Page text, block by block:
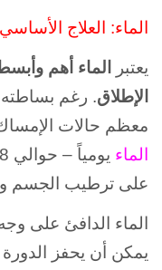
الماء: العلاج
يعتبر
الماء أهم
الإطلاق. رغم
معظم حالات
الماء
على ترطيب الجسم
الماء الدافئ على
يمكن أن يحفز